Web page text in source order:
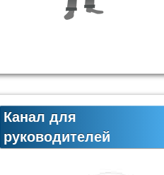
Канал для
руководителей